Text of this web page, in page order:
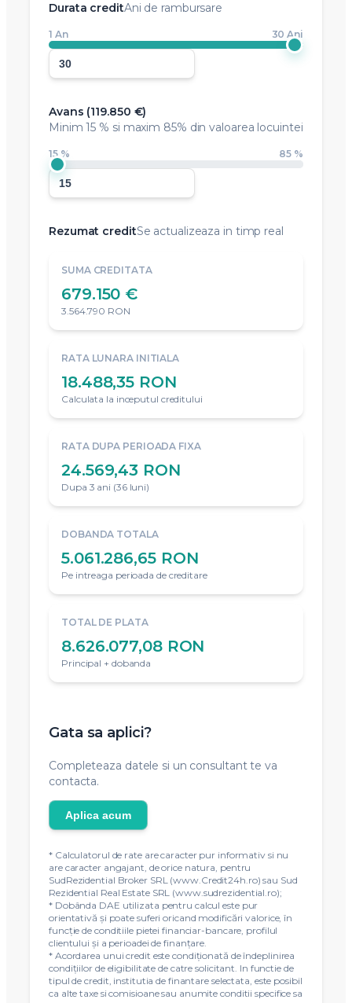
Durata creditAni de rambursare
1 An 30 Ani
Avans (119.850 €)
Minim15 % si maxim 85% din valoarea locuintei
15 % 85 %
Rezumat creditSe actualizeaza in timp real
SUMA CREDITATA
679.150 €
3.564.790 RON
RATA LUNARA INITIALA
18.488,35 RON
Calculata la inceputul creditului
RATA DUPA PERIOADA FIXA
24.569,43 RON
Dupa 3 ani (36 luni)
DOBANDA TOTALA
5.061.286,65 RON
Pe intreaga perioada de creditare
TOTAL DE PLATA
8.626.077,08 RON
Principal + dobanda
Gata sa aplici?
Completeaza datele si un consultant te va
contacta.
Aplica acum
* Calculatorul de rate are caracter pur informativ si nu
are caracter angajant, de orice natura, pentru
SudRezidential Broker SRL (www.Credit24h.ro) sau Sud
Rezidential Real Estate SRL (www.sudrezidential.ro);
* Dobânda DAE utilizata pentru calcul este pur
orientativă și poate suferi oricand modificări valorice, în
funcție de conditiile pietei financiar-bancare, profilul
clientului și a perioadei de finanțare.
* Acordarea unui credit este condiţionată de îndeplinirea
condiţiilor de eligibilitate de catre solicitant. In functie de
tipul de credit, institutia de finantare selectata, este posibil
ca alte taxe si comisioane sau anumite conditii specifice sa